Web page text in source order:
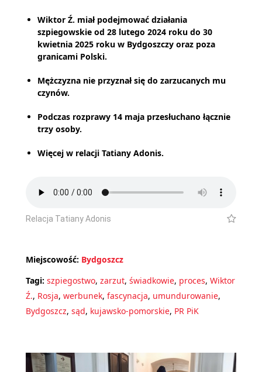
Wiktor Ź. miał podejmować działania
szpiegowskie od 28 lutego 2024 roku do 30
kwietnia 2025 roku w Bydgoszczy oraz poza
granicami Polski.
Mężczyzna nie przyznał się do zarzucanych mu
czynów.
Podczas rozprawy 14 maja przesłuchano łącznie
trzy osoby.
Więcej w relacji Tatiany Adonis.
Relacja Tatiany Adonis
Miejscowość: Bydgoszcz
Tagi: szpiegostwo, zarzut, świadkowie, proces, Wiktor
Ź., Rosja, werbunek, fascynacja, umundurowanie,
Bydgoszcz, sąd, kujawsko-pomorskie, PR PiK